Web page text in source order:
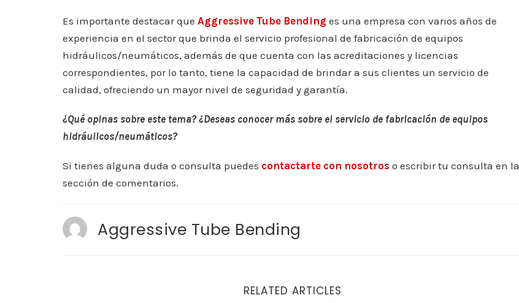
Es importante destacar que Aggressive Tube Bending es una empresa con varios años de
experiencia en el sector que brinda el servicio profesional de fabricación de equipos
hidráulicos/neumáticos, además de que cuenta con las acreditaciones y licencias
correspondientes, por lo tanto, tiene la capacidad de brindar a sus clientes un servicio de
calidad, ofreciendo un mayor nivel de seguridad y garantía.
¿Qué opinas sobre este tema? ¿Deseas conocer más sobre el servicio de fabricación de equipos
hidráulicos/neumáticos?
Si tienes alguna duda o consulta puedes contactarte con nosotros o escribir tu consulta en la
sección de comentarios.
Aggressive Tube Bending
RELATED ARTICLES